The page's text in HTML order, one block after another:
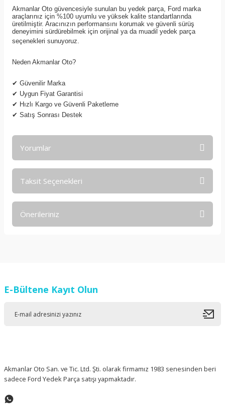
Akmanlar Oto güvencesiyle sunulan bu yedek parça, Ford marka
araçlarınız için %100 uyumlu ve yüksek kalite standartlarında
üretilmiştir. Aracınızın performansını korumak ve güvenli sürüş
deneyimini sürdürebilmek için orijinal ya da muadil yedek parça
seçenekleri sunuyoruz.
Neden Akmanlar Oto?
✔ Güvenilir Marka
✔ Uygun Fiyat Garantisi
✔ Hızlı Kargo ve Güvenli Paketleme
✔ Satış Sonrası Destek
Yorumlar
Taksit Seçenekleri
Önerileriniz
Ürün resmi kalitesiz, bozuk veya görüntülenemiyor.
E-Bültene Kayıt Olun
Akmanlar Oto San. ve Tic. Ltd. Şti. olarak firmamız 1983 senesinden beri
sadece Ford Yedek Parça satışı yapmaktadır.